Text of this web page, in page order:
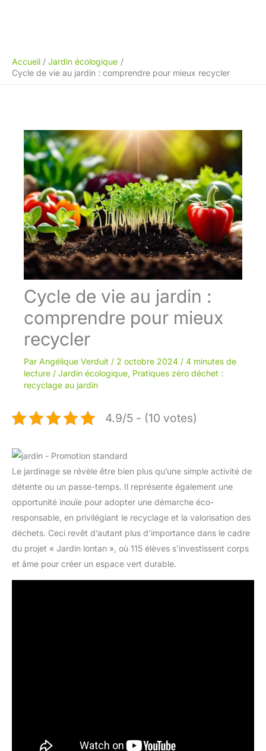
Accueil
Jardin écologique
Cycle de vie au jardin : comprendre pour mieux recycler
Cycle de vie au jardin :
comprendre pour mieux
recycler
Par Angélique Verduit / 2 octobre 2024 / 4 minutes de
lecture / Jardin écologique, Pratiques zéro déchet :
recyclage au jardin
4.9/5 - (10 votes)
Le jardinage se révèle être bien plus qu’une simple activité de
détente ou un passe-temps. Il représente également une
opportunité inouïe pour adopter une démarche éco-
responsable, en privilégiant le recyclage et la valorisation des
déchets. Ceci revêt d’autant plus d’importance dans le cadre
du projet « Jardin lontan », où 115 élèves s’investissent corps
et âme pour créer un espace vert durable.